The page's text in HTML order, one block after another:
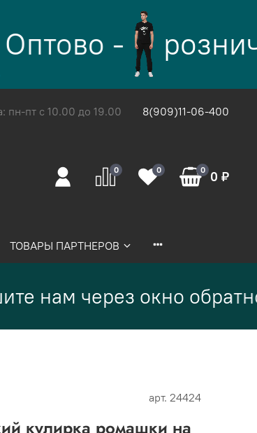
-
пн-пт с 10.00 до 19.00 8(909)11-06-400
0 0 0 0 ₽
ТОВАРЫ ПАРТНЕРОВ
нам через окно
арт. 24424
кулирка ромашки на